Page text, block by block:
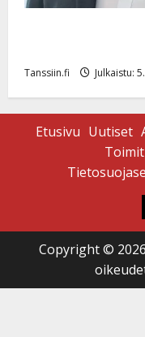
Tanssiin.fi Julkaistu:
Etusivu Uutiset
Copyright ©